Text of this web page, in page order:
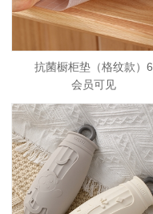
抗菌橱柜垫（格纹款）6
会员可见